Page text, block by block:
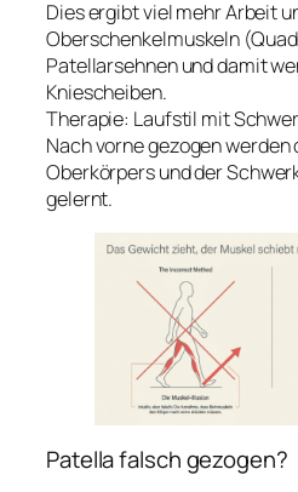
Dies ergibt viel mehr Arbeit
Oberschenkelmuskeln
Patellarsehnen und damit
Kniescheiben.
Therapie: Laufstil mit
Nach vorne gezogen
Oberkörpers und der
gelernt.
Patella falsch gezogen?